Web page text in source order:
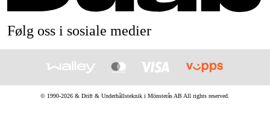
Følg oss i sosiale medier
© 1990-2026 & Drift & Underhållsteknik i Mönsterås ABAll rights reserved.